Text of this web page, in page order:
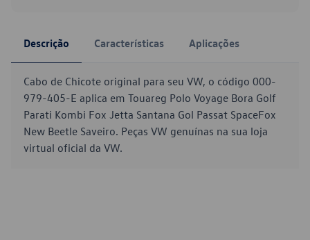
Descrição Características Aplicações
Cabo de Chicote original para seu VW, o código 000-
979-405-E aplica em Touareg Polo Voyage Bora Golf
Parati Kombi Fox Jetta Santana Gol Passat SpaceFox
New Beetle Saveiro. Peças VW genuínas na sua loja
virtual oficial da VW.